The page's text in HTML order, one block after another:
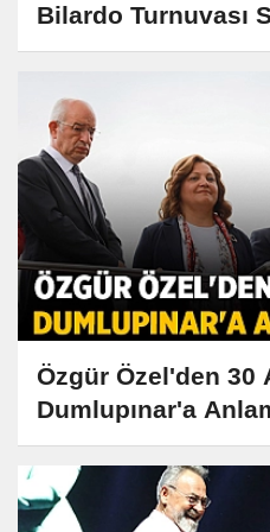
Bilardo Turnuvası
Özgür Özel'den 30
Dumlupınar'a